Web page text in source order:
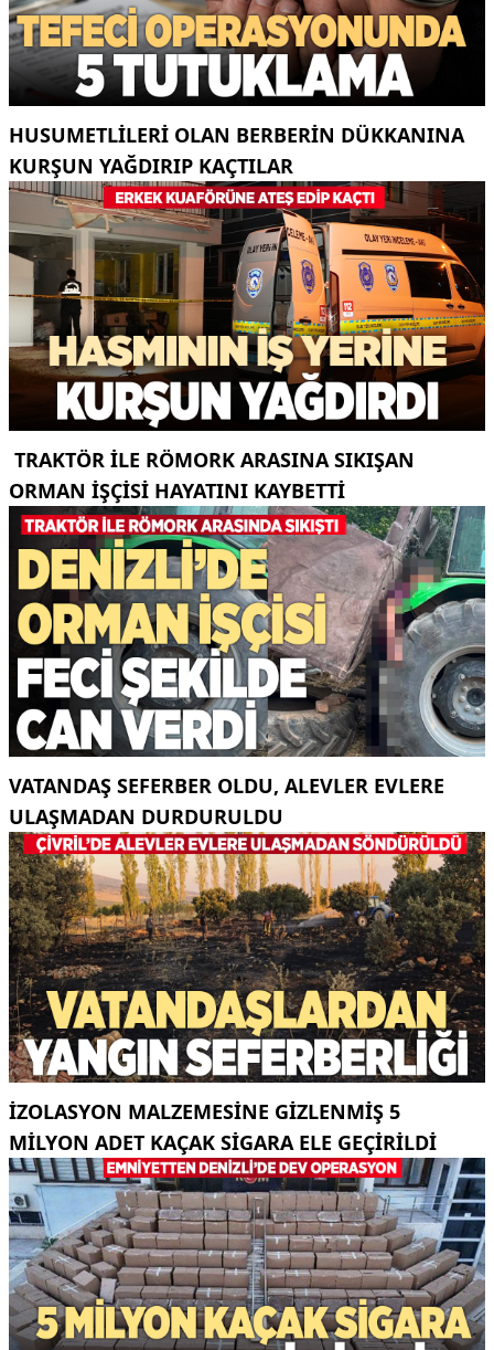
HUSUMETLILERI OLAN BERBERIN DÜKKANINA
KURŞUN YAĞDIRIP KAÇTILAR
TRAKTÖR ILE RÖMORK ARASINA SIKIŞAN
ORMAN IŞÇISI HAYATINI KAYBETTI
VATANDAŞ SEFERBER OLDU, ALEVLER EVLERE
ULAŞMADAN DURDURULDU
İZOLASYON MALZEMESINE GIZLENMIŞ 5
MILYON ADET KAÇAK SIGARA ELE GEÇIRILDI